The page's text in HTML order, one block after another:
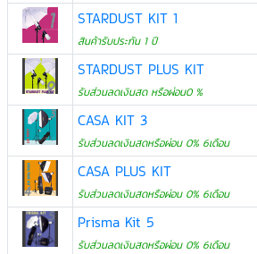
STARDUST KIT 1
สินค้ารับประกัน 1 ปี
STARDUST PLUS KIT
รับส่วนลดเงินสด หรือผ่อน0 %
CASA KIT 3
รับส่วนลดเงินสดหรือผ่อน 0% 6เดือน
CASA PLUS KIT
รับส่วนลดเงินสดหรือผ่อน 0% 6เดือน
Prisma Kit 5
รับส่วนลดเงินสดหรือผ่อน 0% 6เดือน